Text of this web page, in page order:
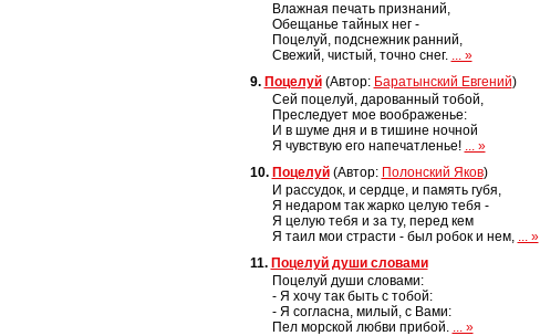
Влажная печать признаний,
Обещанье тайных нег -
Поцелуй, подснежник ранний,
Свежий, чистый, точно снег. ... »
9. Поцелуй(Автор: Баратынский Евгений)
Сей поцелуй, дарованный тобой,
Преследует мое воображенье:
И в шуме дня и в тишине ночной
Я чувствую его напечатленье! ... »
10. Поцелуй(Автор: Полонский Яков)
И рассудок, и сердце, и память губя,
Я недаром так жарко целую тебя -
Я целую тебя и за ту, перед кем
Я таил мои страсти - был робок и нем, ... »
11. Поцелуй души словами
Поцелуй души словами:
- Я хочу так быть с тобой:
- Я согласна, милый, с Вами:
Пел морской любви прибой. ... »